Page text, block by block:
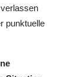
punktuelle